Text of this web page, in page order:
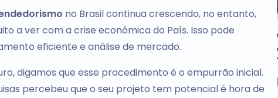
no Brasil continua crescendo, no entanto,
a ver com a crise econômica do País. Isso pode
eficiente e análise de mercado.
digamos que esse procedimento é o empurrão inicial.
percebeu que o seu projeto tem potencial é hora de